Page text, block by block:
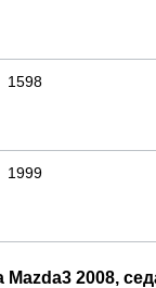
1598
1999
Mazda3 2008,